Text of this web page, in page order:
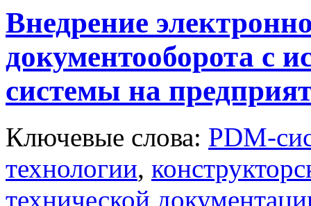
Внедрение
документооборота с
системы на
Ключевые слова: PDM-
технологии,
технической